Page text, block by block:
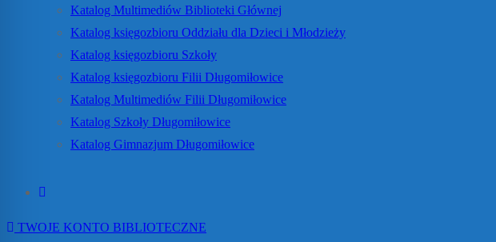
Katalog Multimediów Biblioteki Głównej
Katalog księgozbioru Oddziału dla Dzieci i Młodzieży
Katalog księgozbioru Szkoły
Katalog księgozbioru Filii Długomiłowice
Katalog Multimediów Filii Długomiłowice
Katalog Szkoły Długomiłowice
Katalog Gimnazjum Długomiłowice
TWOJE KONTO BIBLIOTECZNE